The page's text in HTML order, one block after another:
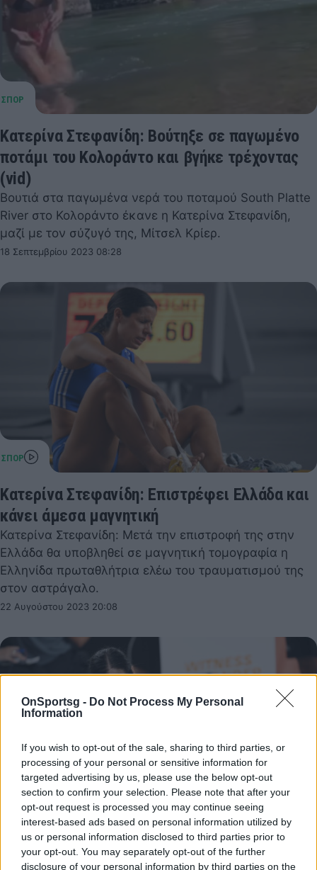
OnSportsg - Do Not Process My Personal
Information
If you wish to opt-out of the sale, sharing to third parties, or
processing of your personal or sensitive information for
targeted advertising by us, please use the below opt-out
section to confirm your selection. Please note that after your
opt-out request is processed you may continue seeing
interest-based ads based on personal information utilized by
us or personal information disclosed to third parties prior to
your opt-out. You may separately opt-out of the further
disclosure of your personal information by third parties on the
Κατερίνα Στεφανίδη: Βούτηξε σε παγωμένο
ποτάμι του Κολοράντο και βγήκε τρέχοντας
(vid)
Βουτιά στα παγωμένα νερά του ποταμού South Platte
River στο Κολοράντο έκανε η Κατερίνα Στεφανίδη,
μαζί με τον σύζυγό της, Μίτσελ Κρίερ.
18 Σεπτεμβρίου 2023 08:28
Κατερίνα Στεφανίδη: Επιστρέφει Ελλάδα και
κάνει άμεσα μαγνητική
Κατερίνα Στεφανίδη: Μετά την επιστροφή της στην
Ελλάδα θα υποβληθεί σε μαγνητική τομογραφία η
Ελληνίδα πρωταθλήτρια ελέω του τραυματισμού της
στον αστράγαλο.
22 Αυγούστου 2023 20:08
Κατερίνα Στεφανίδη: «Λιποθύμησα μετά τον